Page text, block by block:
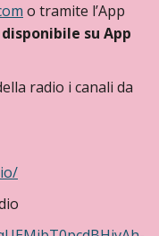
o tramite l’App
disponibile su App
radio i canali da